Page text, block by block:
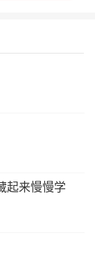
孩子，并在最
棒子单脚站
子的靠背，
。过程中用
起来慢慢学